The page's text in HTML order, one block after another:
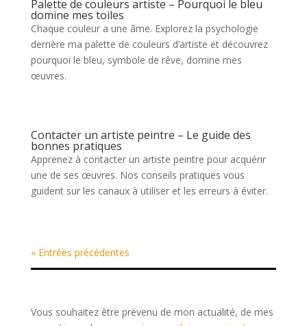
Palette de couleurs artiste – Pourquoi le bleu
domine mes toiles
Chaque couleur a une âme. Explorez la psychologie
derrière ma palette de couleurs d’artiste et découvrez
pourquoi le bleu, symbole de rêve, domine mes
œuvres.
Contacter un artiste peintre – Le guide des
bonnes pratiques
Apprenez à contacter un artiste peintre pour acquérir
une de ses œuvres. Nos conseils pratiques vous
guident sur les canaux à utiliser et les erreurs à éviter.
« Entrées précédentes
Vous souhaitez être prévenu de mon actualité, de mes